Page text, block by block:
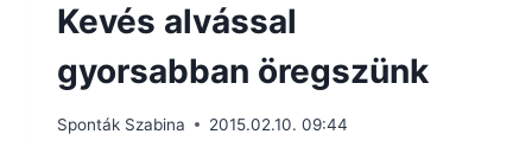
Kevés alvással
gyorsabban öregszünk
Sponták Szabina 2015.02.10. 09:44